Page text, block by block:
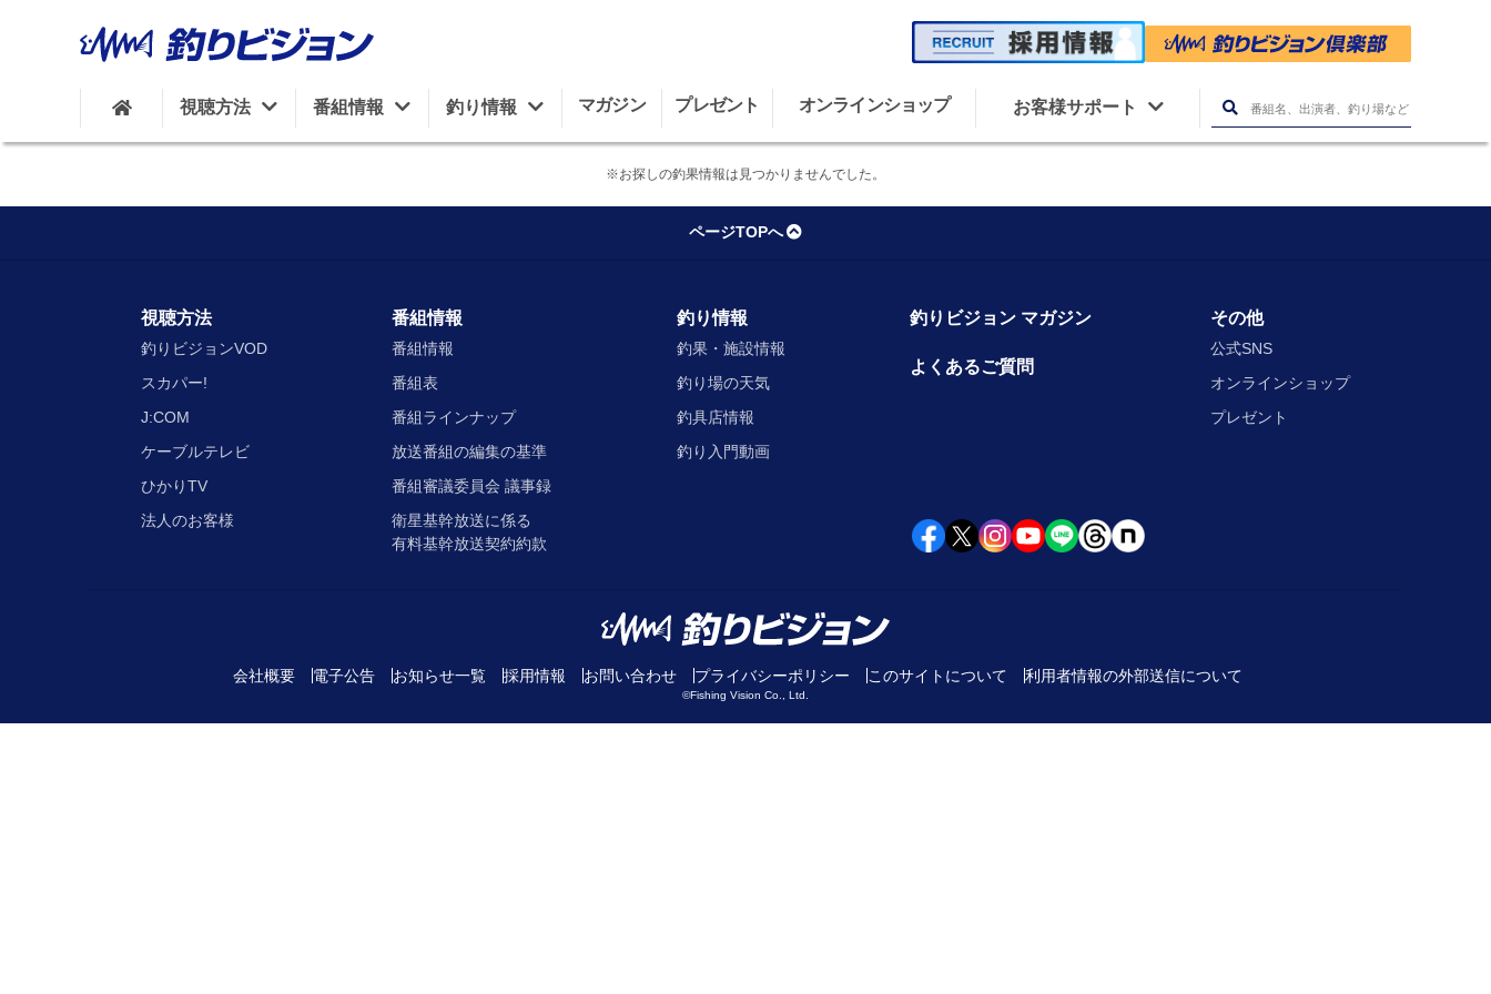
視聴方法 番組情報 釣り情報 マガジン プレゼント オンラインショップ お客様サポート
※お探しの釣果情報は見つかりませんでした。
ページTOPへ
視聴方法
釣りビジョンVOD
スカパー!
J:COM
ケーブルテレビ
ひかりTV
法人のお客様
番組情報
番組情報
番組表
番組ラインナップ
放送番組の編集の基準
番組審議委員会 議事録
衛星基幹放送に係る
有料基幹放送契約約款
釣り情報
釣果・施設情報
釣り場の天気
釣具店情報
釣り入門動画
釣りビジョン マガジン
よくあるご質問
その他
公式SNS
オンラインショップ
プレゼント
会社概要 電子公告 お知らせ一覧 採用情報 お問い合わせ プライバシーポリシー このサイトについて 利用者情報の外部送信について
©Fishing Vision Co., Ltd.